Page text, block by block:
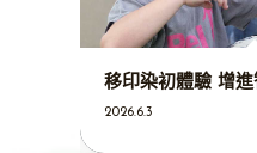
移印染初體驗 增進
2026.6.3